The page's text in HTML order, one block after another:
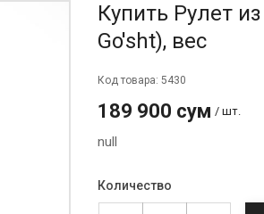
Купить Рулет
Go'sht), вес
Код товара: 5430
189 900 сум / шт.
null
Количество